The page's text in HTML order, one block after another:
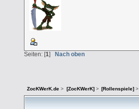
Seiten: [1] Nach oben
ZocKWerK.de > [ZocKWerK]> [Rollenspiele]>